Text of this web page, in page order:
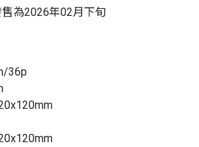
為2026年02月下旬
36p